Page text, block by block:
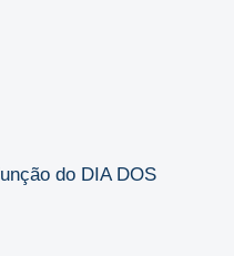
do DIA DOS